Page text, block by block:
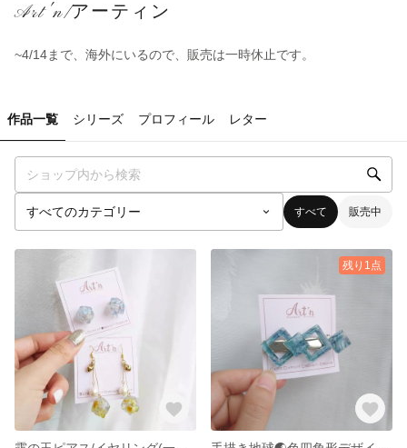
Art'n/アーティン
~4/14まで、海外にいるので、販売は一時休止です。
作品一覧 シリーズ プロフィール レター
すべて 販売中
残り1点